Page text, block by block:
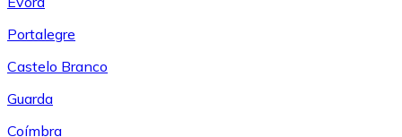
Portalegre
Castelo Branco
Guarda
Coímbra